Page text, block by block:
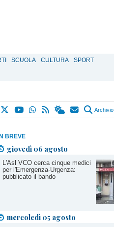
SCUOLA CULTURA
SPORT
Archivio
IN BREVE
giovedì 06 agosto
L'Asl VCO cerca cinque medici
per l'Emergenza-Urgenza:
pubblicato il bando
mercoledì 05 agosto